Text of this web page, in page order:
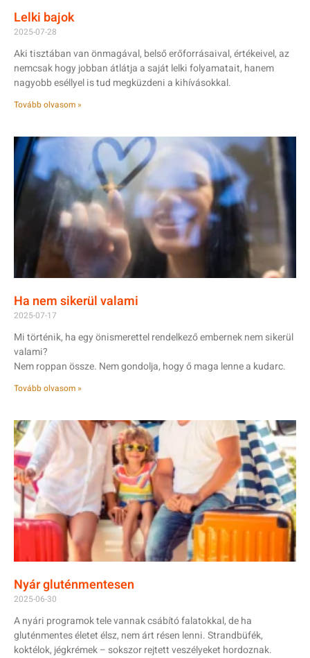
Lelki bajok
2025-07-28
Aki tisztában van önmagával, belső erőforrásaival, értékeivel, az
nemcsak hogy jobban átlátja a saját lelki folyamatait, hanem
nagyobb eséllyel is tud megküzdeni a kihívásokkal.
Tovább olvasom »
Ha nem sikerül valami
2025-07-17
Mi történik, ha egy önismerettel rendelkező embernek nem sikerül
valami?
Nem roppan össze. Nem gondolja, hogy ő maga lenne a kudarc.
Tovább olvasom »
Nyár gluténmentesen
2025-06-30
A nyári programok tele vannak csábító falatokkal, de ha
gluténmentes életet élsz, nem árt résen lenni. Strandbüfék,
koktélok, jégkrémek – sokszor rejtett veszélyeket hordoznak.